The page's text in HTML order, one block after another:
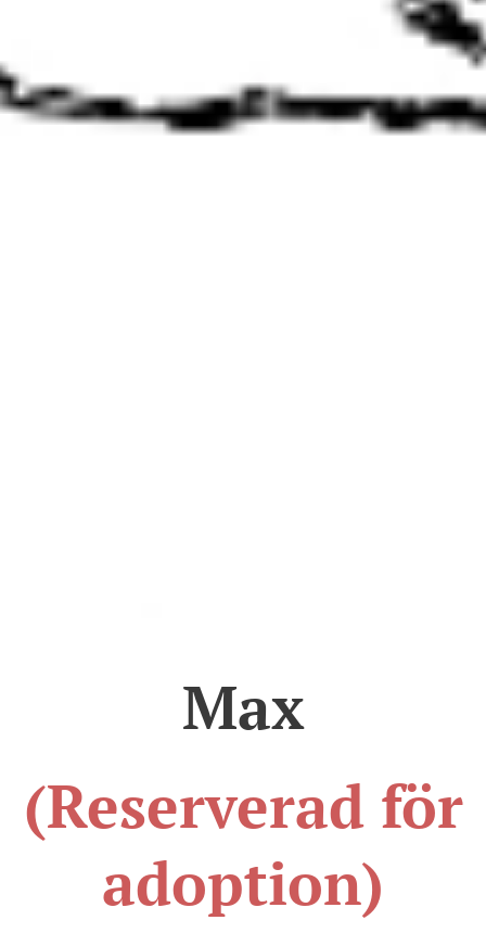
Max
(Reserverad för
adoption)